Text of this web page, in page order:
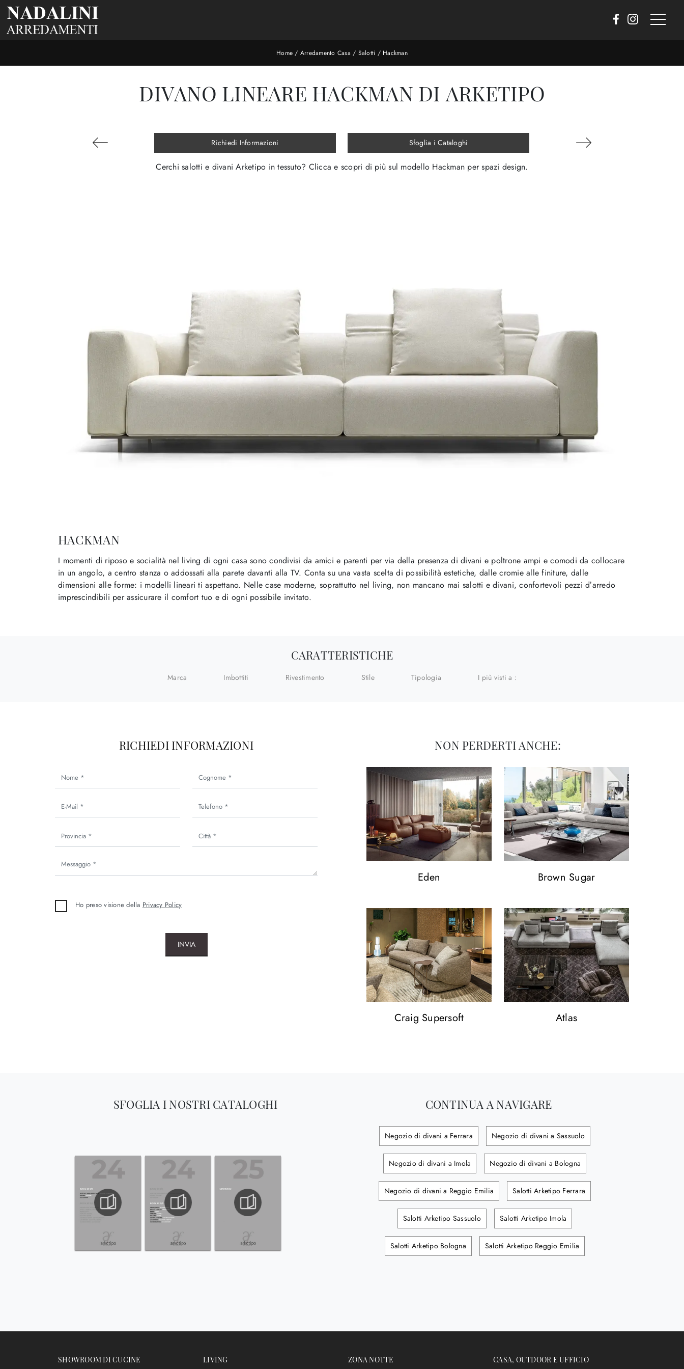
Home / Arredamento Casa / Salotti / Hackman
DIVANO LINEARE HACKMAN DI ARKETIPO
Richiedi Informazioni Sfoglia i Cataloghi
Cerchi salotti e divani Arketipo in tessuto? Clicca e scopri di più sul modello Hackman per spazi design.
HACKMAN
I momenti di riposo e socialità nel living di ogni casa sono condivisi da amici e parenti per via della presenza di divani e poltrone ampi e comodi da collocare
in un angolo, a centro stanza o addossati alla parete davanti alla TV. Conta su una vasta scelta di possibilità estetiche, dalle cromie alle finiture, dalle
dimensioni alle forme: i modelli lineari ti aspettano. Nelle case moderne, soprattutto nel living, non mancano mai salotti e divani, confortevoli pezzi d’arredo
imprescindibili per assicurare il comfort tuo e di ogni possibile invitato.
CARATTERISTICHE
Marca Imbottiti Rivestimento Stile Tipologia I più visti a :
RICHIEDI INFORMAZIONI
Ho preso visione della Privacy Policy
INVIA
NON PERDERTI ANCHE:
Eden Brown Sugar
Craig Supersoft Atlas
SFOGLIA I NOSTRI CATALOGHI CONTINUA A NAVIGARE
Negozio di divani a Ferrara Negozio di divani a Sassuolo
Negozio di divani a Imola Negozio di divani a Bologna
Negozio di divani a Reggio Emilia Salotti Arketipo Ferrara
Salotti Arketipo Sassuolo Salotti Arketipo Imola
Salotti Arketipo Bologna Salotti Arketipo Reggio Emilia
SHOWROOM DI CUCINE
LIVING
ZONA NOTTE
CASA, OUTDOOR E UFFICIO